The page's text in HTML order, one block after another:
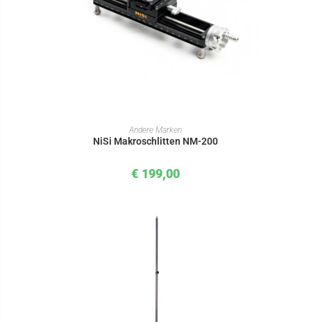
IN DEN WARENKORB
Andere Marken
NiSi Makroschlitten NM-200
€ 199,00